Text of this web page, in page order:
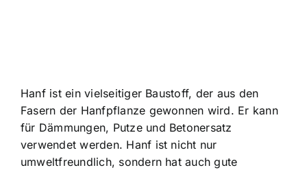
Hanf ist ein vielseitiger Baustoff, der aus den
Fasern der Hanfpflanze gewonnen wird. Er kann
für Dämmungen, Putze und Betonersatz
verwendet werden. Hanf ist nicht nur
umweltfreundlich, sondern hat auch gute